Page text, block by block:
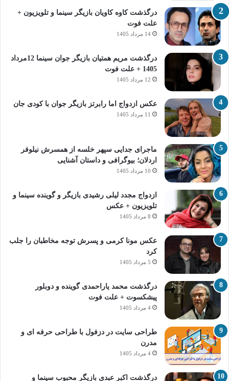
درگذشت کاوه کاویان بازیگر سینما و تلویزیون +
علت فوت
14 مرداد 1405
درگذشت مریم همتیان بازیگر جوان سینما 12مرداد
1405 + علت فوت
12 مرداد 1405
عکس ازدواج اما رابرتز بازیگر جوان با کودی جان
11 مرداد 1405
ماجرای جدایی سپهر خلسه از همسرش نیلوفر
اردلان؛ بیوگرافی و داستان آشنایی
10 مرداد 1405
ازدواج مجدد لیلی رشیدی بازیگر و گوینده سینما و
تلویزیون + عکس
8 مرداد 1405
عکس مونا کرمی و پسرش توجه مخاطبان را جلب
کرد
5 مرداد 1405
درگذشت محمد یاراحمدی گوینده و دوبلور
پیشکسوت + علت فوت
4 مرداد 1405
طراحی سایت در دزفول با طراحی حرفه‌ ای و
مدرن
4 مرداد 1405
درگذشت اکبر عبدی بازیگر محبوب سینما و